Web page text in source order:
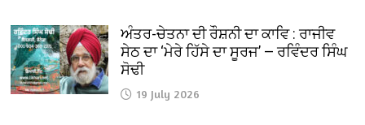
ਅੰਤਰ-ਚੇਤਨਾ ਦੀ ਰੌਸ਼ਨੀ ਦਾ ਕਾਵਿ : ਰਾਜੀਵ
ਸੇਠ ਦਾ ‘ਮੇਰੇ ਹਿੱਸੇ ਦਾ ਸੂਰਜ’ — ਰਵਿੰਦਰ ਸਿੰਘ
ਸੋਢੀ
19 July 2026